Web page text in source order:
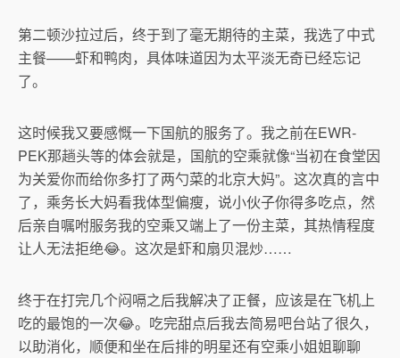
第二顿沙拉过后，终于到了毫无期待的主菜，我选了中式
主餐——虾和鸭肉，具体味道因为太平淡无奇已经忘记
了。
这时候我又要感慨一下国航的服务了。我之前在EWR-
PEK那趟头等的体会就是，国航的空乘就像“当初在食堂因
为关爱你而给你多打了两勺菜的北京大妈”。这次真的言中
了，乘务长大妈看我体型偏瘦，说小伙子你得多吃点，然
后亲自嘱咐服务我的空乘又端上了一份主菜，其热情程度
让人无法拒绝😂。这次是虾和扇贝混炒……
终于在打完几个闷嗝之后我解决了正餐，应该是在飞机上
吃的最饱的一次😂。吃完甜点后我去简易吧台站了很久，
以助消化，顺便和坐在后排的明星还有空乘小姐姐聊聊